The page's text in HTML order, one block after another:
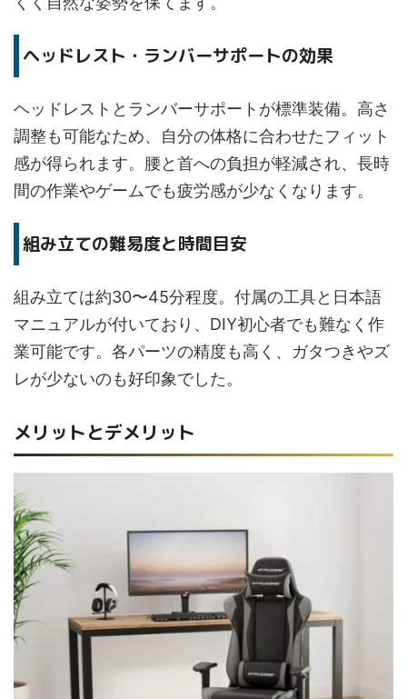
ヘッドレスト・ランバーサポートの効果
ヘッドレストとランバーサポートが標準装備。高さ
調整も可能なため、自分の体格に合わせたフィット
感が得られます。腰と首への負担が軽減され、長時
間の作業やゲームでも疲労感が少なくなります。
組み立ての難易度と時間目安
組み立ては約30〜45分程度。付属の工具と日本語
マニュアルが付いており、DIY初心者でも難なく作
業可能です。各パーツの精度も高く、ガタつきやズ
レが少ないのも好印象でした。
メリットとデメリット